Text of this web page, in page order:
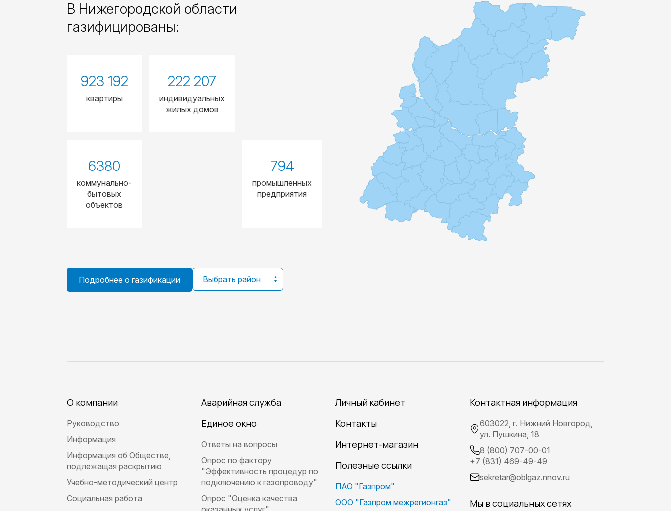
В Нижегородской области
газифицированы:
923 192
квартиры
222 207
индивидуальных
жилых домов
6380
коммунально-
бытовых
объектов
794
промышленных
предприятия
Подробнее о газификации Выбрать район
О компании
Руководство
Информация
Информация об Обществе,
подлежащая раскрытию
Учебно-методический центр
Социальная работа
Аварийная служба
Единое окно
Ответы на вопросы
Опрос по фактору
"Эффективность процедур по
подключению к газопроводу"
Опрос "Оценка качества
оказанных услуг"
Личный кабинет
Контакты
Интернет-магазин
Полезные ссылки
ПАО "Газпром"
ООО "Газпром межрегионгаз"
Контактная информация
603022, г. Нижний Новгород,
ул. Пушкина, 18
8 (800) 707-00-01
+7 (831) 469-49-49
sekretar@oblgaz.nnov.ru
Мы в социальных сетях